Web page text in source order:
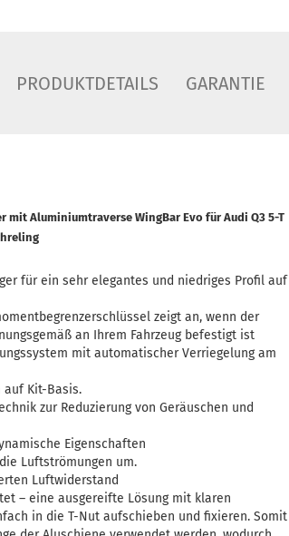
PRODUKTDETAILS GARANTIE
mit Aluminiumtraverse WingBar Evofür Audi Q3 5-T
für ein sehr elegantes und niedriges Profil auf
zeigt an, wenn der
an Ihrem Fahrzeug befestigt ist
mit automatischer Verriegelung am
auf Kit-Basis.
zur Reduzierung von Geräuschen und
Eigenschaften
Luftströmungen um.
Luftwiderstand
– eine ausgereifte Lösung mit klaren
in die T-Nut aufschieben und fixieren. Somit